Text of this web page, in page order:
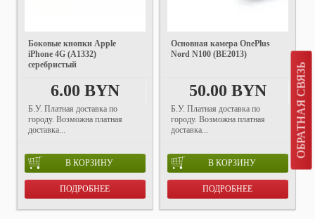
ОБРАТНАЯ СВЯЗЬ
Боковые кнопки Apple
iPhone 4G (A1332)
серебристый
6.00 BYN
Б.У. Платная доставка по
городу. Возможна платная
доставка...
В КОРЗИНУ
ПОДРОБНЕЕ
Основная камера OnePlus
Nord N100 (BE2013)
50.00 BYN
Б.У. Платная доставка по
городу. Возможна платная
доставка...
В КОРЗИНУ
ПОДРОБНЕЕ